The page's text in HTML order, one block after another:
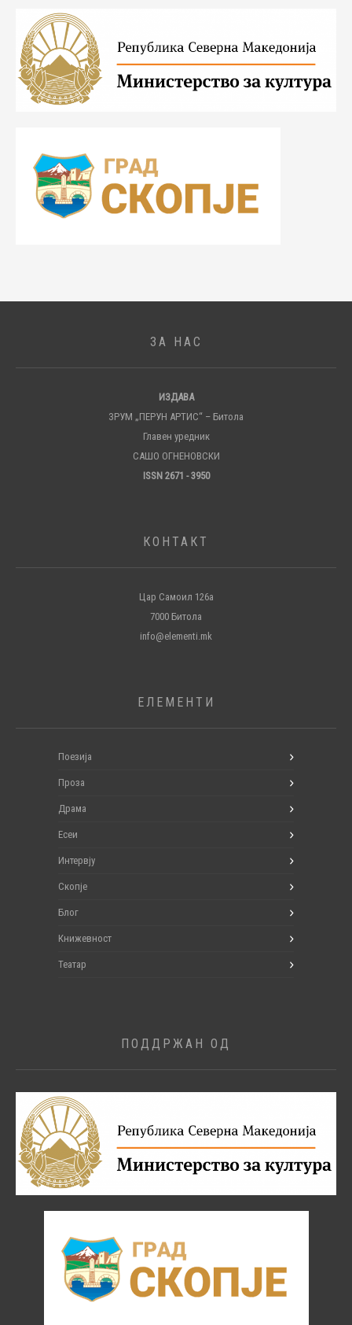
ЗА НАС
ИЗДАВА
ЗРУМ „ПЕРУН АРТИС“ – Битола
Главен уредник
САШО ОГНЕНОВСКИ
ISSN 2671 - 3950
КОНТАКТ
Цар Самоил 126а
7000 Битола
info@elementi.mk
ЕЛЕМЕНТИ
Поезија
Проза
Драма
Есеи
Интервју
Скопје
Блог
Книжевност
Театар
ПОДДРЖАН ОД